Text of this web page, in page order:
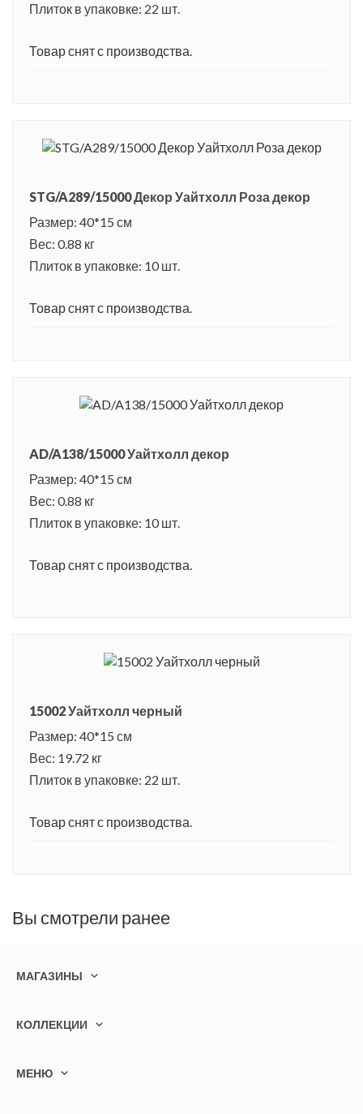
Плиток в упаковке: 22 шт.
Товар снят с производства.
STG/A289/15000 Декор Уайтхолл Роза декор
Размер: 40*15 см
Вес: 0.88 кг
Плиток в упаковке: 10 шт.
Товар снят с производства.
AD/A138/15000 Уайтхолл декор
Размер: 40*15 см
Вес: 0.88 кг
Плиток в упаковке: 10 шт.
Товар снят с производства.
15002 Уайтхолл черный
Размер: 40*15 см
Вес: 19.72 кг
Плиток в упаковке: 22 шт.
Товар снят с производства.
Вы смотрели ранее
МАГАЗИНЫ
КОЛЛЕКЦИИ
МЕНЮ